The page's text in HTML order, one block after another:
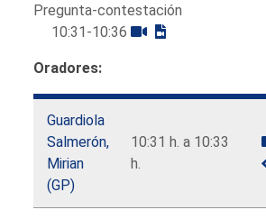
Pregunta-contestación
10:31-10:36
Oradores:
Guardiola
Salmerón,
Mirian
(GP)
10:31 h. a 10:33
h.